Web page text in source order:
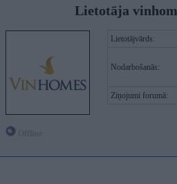
Lietotāja
Lietotājvārds:
Nodarbošanās:
Ziņojumi forumā: